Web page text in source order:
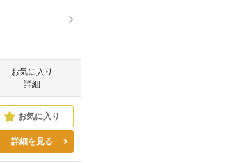
お気に入り
詳細
詳細を見る